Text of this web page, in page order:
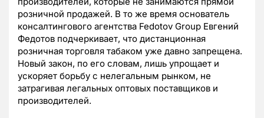
розничной продажей. В то же время основатель
консалтингового агентства Fedotov Group Евгений
Федотов подчеркивает, что дистанционная
розничная торговля табаком уже давно запрещена.
Новый закон, по его словам, лишь упрощает и
ускоряет борьбу с нелегальным рынком, не
затрагивая легальных оптовых поставщиков и
производителей.